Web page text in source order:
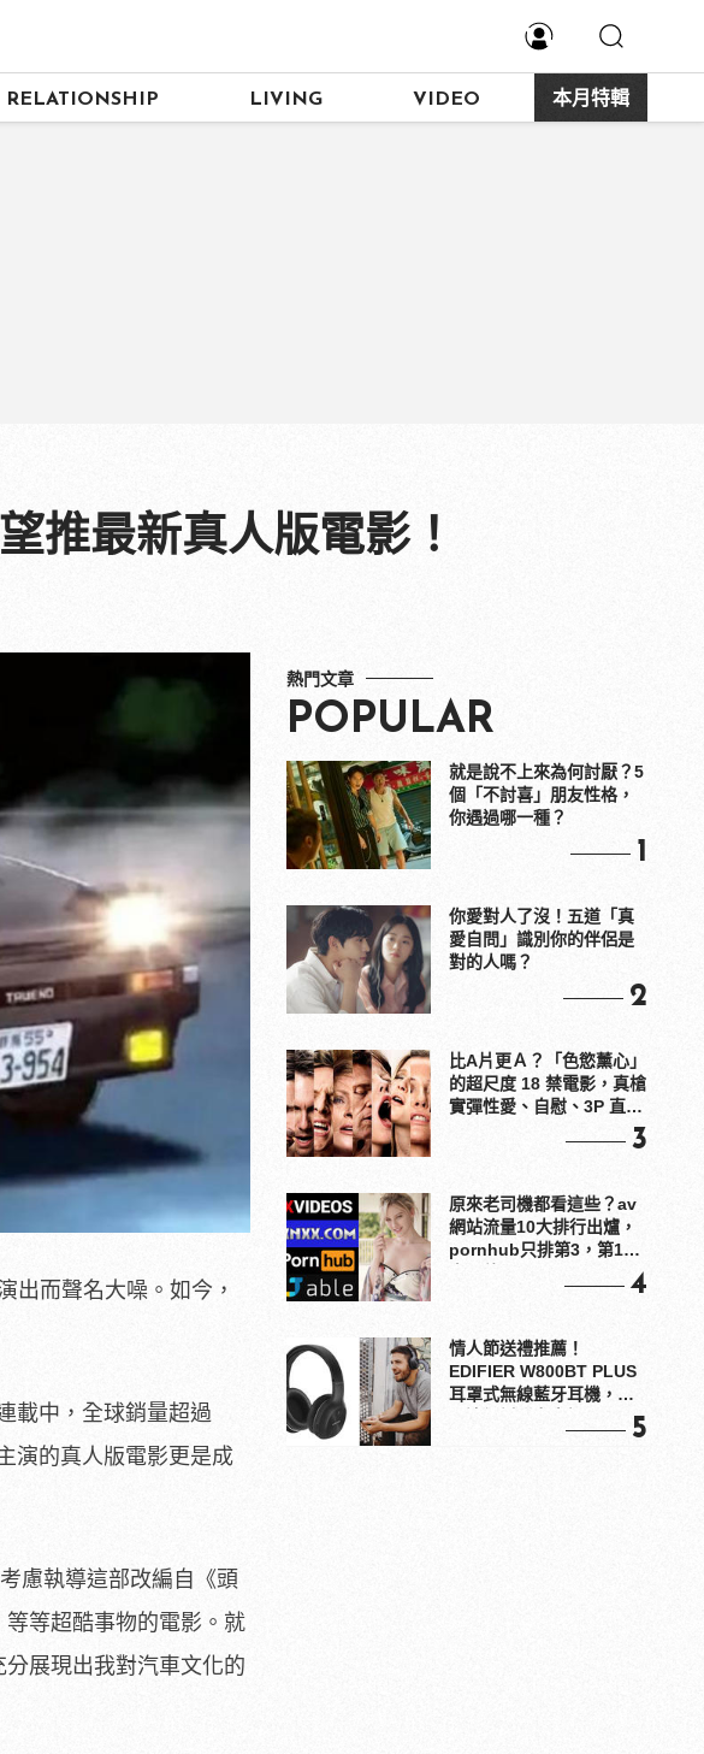
RELATIONSHIP LIVING VIDEO 本月特輯
推最新真人版電影！
出而聲名大噪。如今，
載中，全球銷量超過
演的真人版電影更是成
慮執導這部改編自《頭
等超酷事物的電影。就
展現出我對汽車文化的
熱門文章
POPULAR
就是說不上來為何討厭？5
個「不討喜」朋友性格，
你遇過哪一種？
1
你愛對人了沒！五道「真
愛自問」識別你的伴侶是
對的人嗎？
2
比A片更Ａ？「色慾薰心」
的超尺度 18 禁電影，真槍
實彈性愛、自慰、3P 直接
3
原來老司機都看這些？av
網站流量10大排行出爐，
pornhub只排第3，第1名
4
情人節送禮推薦！
EDIFIER W800BT PLUS
耳罩式無線藍牙耳機，在
5